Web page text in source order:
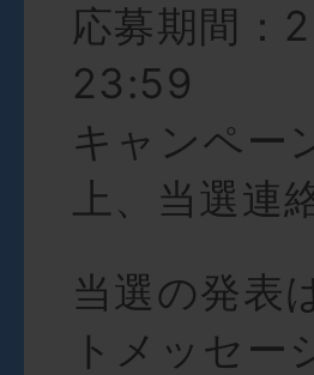
応募期間：
23:59
キャンペー
上、当選
当選の発表
トメッセー